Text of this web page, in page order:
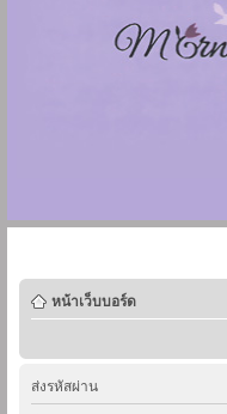
หน้าเว็บบอร์ด
ส่งรหัสผ่าน